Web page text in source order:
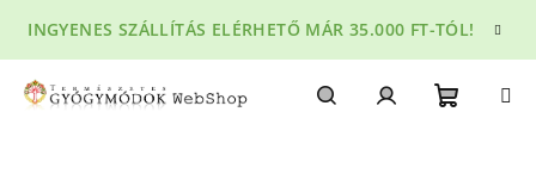
fő
tartalomhoz
INGYENES SZÁLLÍTÁS ELÉRHETŐ MÁR 35.000 FT-TÓL!